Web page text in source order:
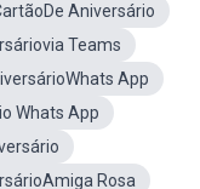
Aniversário
Teams
App
Whats App
Rosa